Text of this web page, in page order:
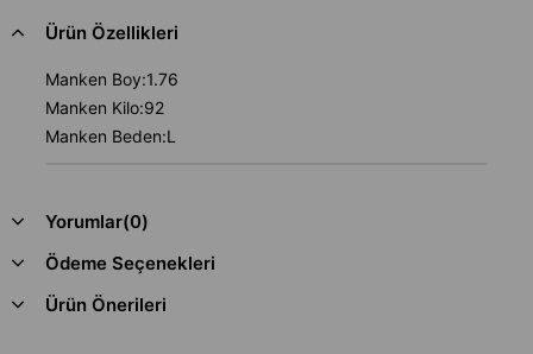
Ürün Özellikleri
Manken Boy:1.76
Manken Kilo:92
Manken Beden:L
Yorumlar(0)
Ödeme Seçenekleri
Ürün Önerileri